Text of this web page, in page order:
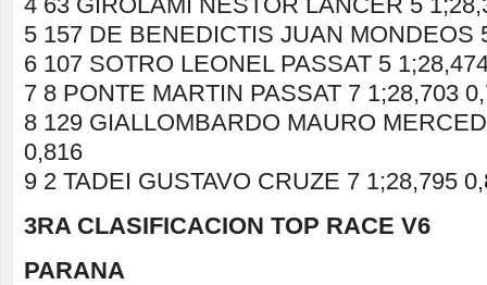
5 157 DE BENEDICTIS JUAN MONDEOS
6 107 SOTRO LEONEL PASSAT 5
7 8 PONTE MARTIN PASSAT 7 1;28,703
8 129 GIALLOMBARDO MAURO
0,816
9 2 TADEI GUSTAVO CRUZE 7 1;28,795
3RA CLASIFICACION TOP RACE V6
PARANA